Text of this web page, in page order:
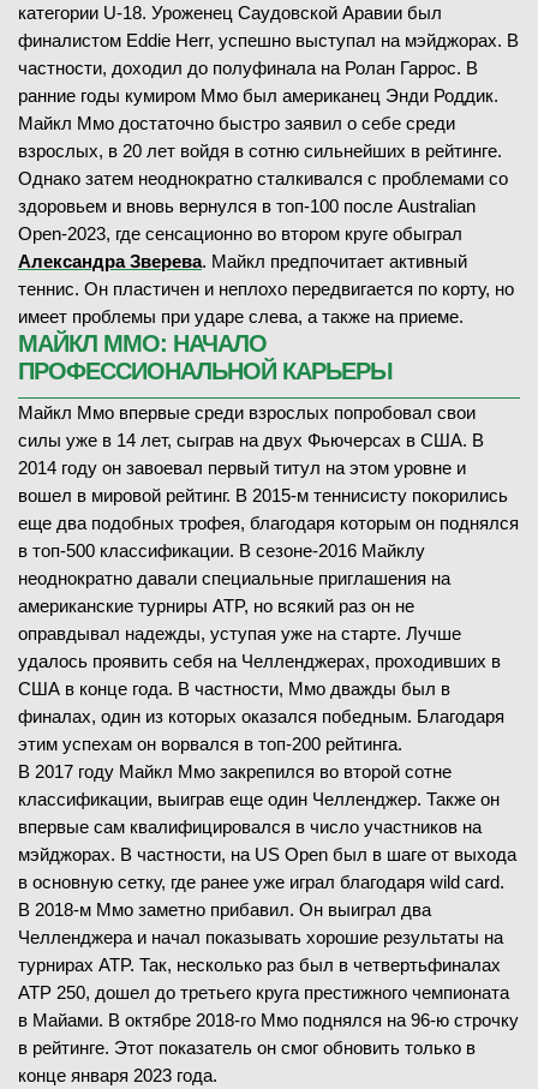
категории U-18. Уроженец Саудовской Аравии был
финалистом Eddie Herr, успешно выступал на мэйджорах. В
частности, доходил до полуфинала на Ролан Гаррос. В
ранние годы кумиром Ммо был американец Энди Роддик.
Майкл Ммо достаточно быстро заявил о себе среди
взрослых, в 20 лет войдя в сотню сильнейших в рейтинге.
Однако затем неоднократно сталкивался с проблемами со
здоровьем и вновь вернулся в топ-100 после Australian
Open-2023, где сенсационно во втором круге обыграл
Александра Зверева. Майкл предпочитает активный
теннис. Он пластичен и неплохо передвигается по корту, но
имеет проблемы при ударе слева, а также на приеме.
МАЙКЛ ММО: НАЧАЛО
ПРОФЕССИОНАЛЬНОЙ КАРЬЕРЫ
Майкл Ммо впервые среди взрослых попробовал свои
силы уже в 14 лет, сыграв на двух Фьючерсах в США. В
2014 году он завоевал первый титул на этом уровне и
вошел в мировой рейтинг. В 2015-м теннисисту покорились
еще два подобных трофея, благодаря которым он поднялся
в топ-500 классификации. В сезоне-2016 Майклу
неоднократно давали специальные приглашения на
американские турниры ATP, но всякий раз он не
оправдывал надежды, уступая уже на старте. Лучше
удалось проявить себя на Челленджерах, проходивших в
США в конце года. В частности, Ммо дважды был в
финалах, один из которых оказался победным. Благодаря
этим успехам он ворвался в топ-200 рейтинга.
В 2017 году Майкл Ммо закрепился во второй сотне
классификации, выиграв еще один Челленджер. Также он
впервые сам квалифицировался в число участников на
мэйджорах. В частности, на US Open был в шаге от выхода
в основную сетку, где ранее уже играл благодаря wild card.
В 2018-м Ммо заметно прибавил. Он выиграл два
Челленджера и начал показывать хорошие результаты на
турнирах ATP. Так, несколько раз был в четвертьфиналах
ATP 250, дошел до третьего круга престижного чемпионата
в Майами. В октябре 2018-го Ммо поднялся на 96-ю строчку
в рейтинге. Этот показатель он смог обновить только в
конце января 2023 года.